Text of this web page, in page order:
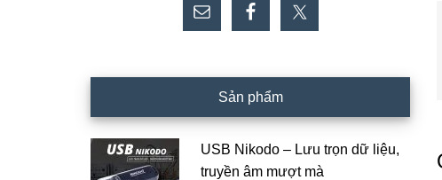
Sản phẩm
USB Nikodo – Lưu trọn dữ liệu,
truyền âm mượt mà